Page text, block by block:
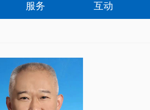
服务 互动